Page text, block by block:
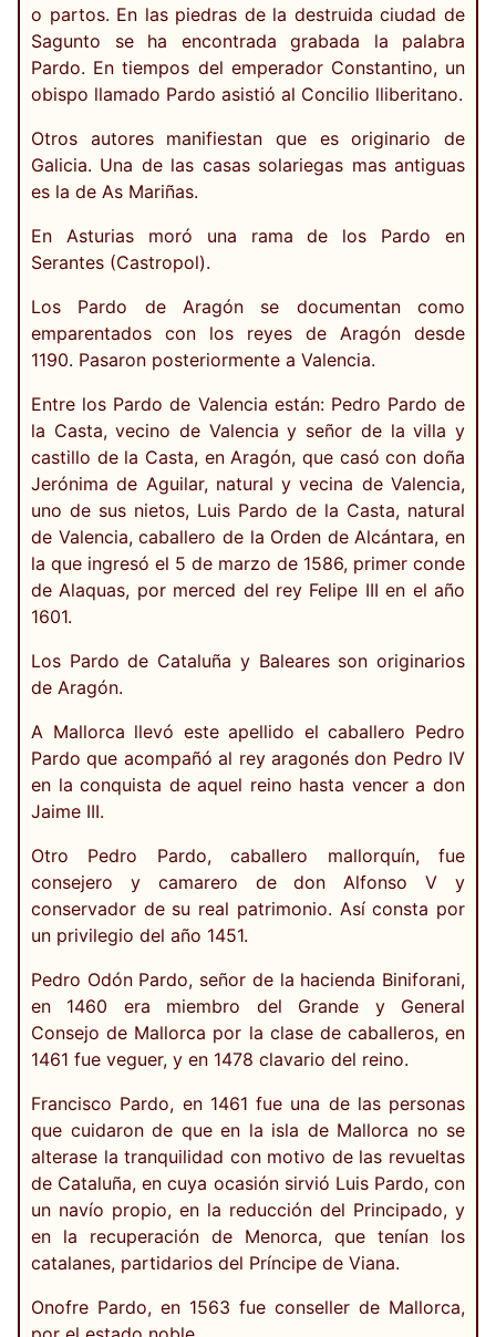
o partos. En las piedras de la destruida ciudad de
Sagunto se ha encontrada grabada la palabra
Pardo. En tiempos del emperador Constantino, un
obispo llamado Pardo asistió al Concilio lliberitano.
Otros autores manifiestan que es originario de
Galicia. Una de las casas solariegas mas antiguas
es la de As Mariñas.
En Asturias moró una rama de los Pardo en
Serantes (Castropol).
Los Pardo de Aragón se documentan como
emparentados con los reyes de Aragón desde
1190. Pasaron posteriormente a Valencia.
Entre los Pardo de Valencia están: Pedro Pardo de
la Casta, vecino de Valencia y señor de la villa y
castillo de la Casta, en Aragón, que casó con doña
Jerónima de Aguilar, natural y vecina de Valencia,
uno de sus nietos, Luis Pardo de la Casta, natural
de Valencia, caballero de la Orden de Alcántara, en
la que ingresó el 5 de marzo de 1586, primer conde
de Alaquas, por merced del rey Felipe III en el año
1601.
Los Pardo de Cataluña y Baleares son originarios
de Aragón.
A Mallorca llevó este apellido el caballero Pedro
Pardo que acompañó al rey aragonés don Pedro IV
en la conquista de aquel reino hasta vencer a don
Jaime III.
Otro Pedro Pardo, caballero mallorquín, fue
consejero y camarero de don Alfonso V y
conservador de su real patrimonio. Así consta por
un privilegio del año 1451.
Pedro Odón Pardo, señor de la hacienda Biniforani,
en 1460 era miembro del Grande y General
Consejo de Mallorca por la clase de caballeros, en
1461 fue veguer, y en 1478 clavario del reino.
Francisco Pardo, en 1461 fue una de las personas
que cuidaron de que en la isla de Mallorca no se
alterase la tranquilidad con motivo de las revueltas
de Cataluña, en cuya ocasión sirvió Luis Pardo, con
un navío propio, en la reducción del Principado, y
en la recuperación de Menorca, que tenían los
catalanes, partidarios del Príncipe de Viana.
Onofre Pardo, en 1563 fue conseller de Mallorca,